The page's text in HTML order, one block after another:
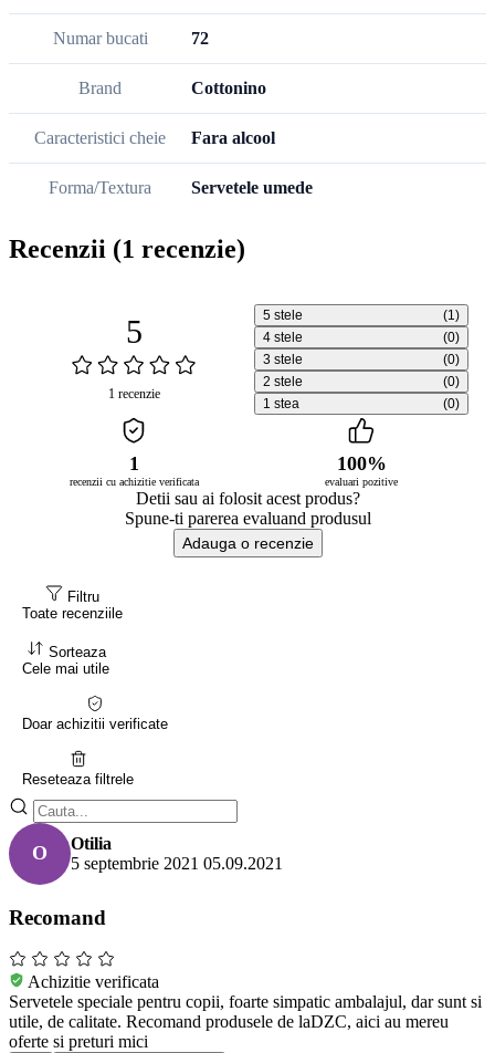
Numar bucati 72
Brand Cottonino
Caracteristici cheie Fara alcool
Forma/Textura Servetele umede
Recenzii (1 recenzie)
5
1 recenzie
5 stele
(1)
4 stele
(0)
3 stele
(0)
2 stele
(0)
1 stea
(0)
1
recenzii cu achizitie verificata
100%
evaluari pozitive
Detii sau ai folosit acest produs?
Spune-ti parerea evaluand produsul
Adauga o recenzie
Filtru
Toate recenziile
Sorteaza
Cele mai utile
Doar achizitii verificate
Reseteaza filtrele
O
Otilia
5 septembrie 2021 05.09.2021
Recomand
Achizitie verificata
Servetele speciale pentru copii, foarte simpatic ambalajul, dar sunt si
utile, de calitate. Recomand produsele de laDZC, aici au mereu
oferte si preturi mici